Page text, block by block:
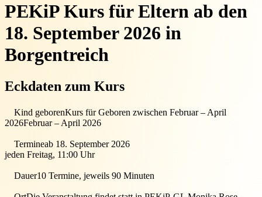
PEKiP Kurs für Eltern ab den
18. September 2026 in
Borgentreich
Eckdaten zum Kurs
Kind geborenKurs für Geboren zwischen Februar – April
2026Februar – April 2026
Termineab 18. September 2026
jeden Freitag, 11:00 Uhr
Dauer10 Termine, jeweils 90 Minuten